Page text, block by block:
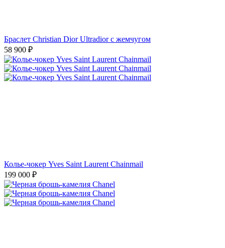
Браслет Christian Dior Ultradior с жемчугом
58 900 ₽
Колье-чокер Yves Saint Laurent Chainmail
199 000 ₽